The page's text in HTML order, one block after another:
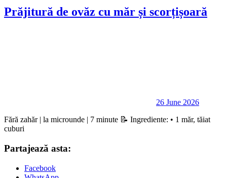
Prăjitură de ovăz cu măr și scorțișoară
26 June 2026
Fără zahăr | la microunde | 7 minute 📝 Ingrediente: • 1 măr, tăiat
cuburi
Partajează asta:
Facebook